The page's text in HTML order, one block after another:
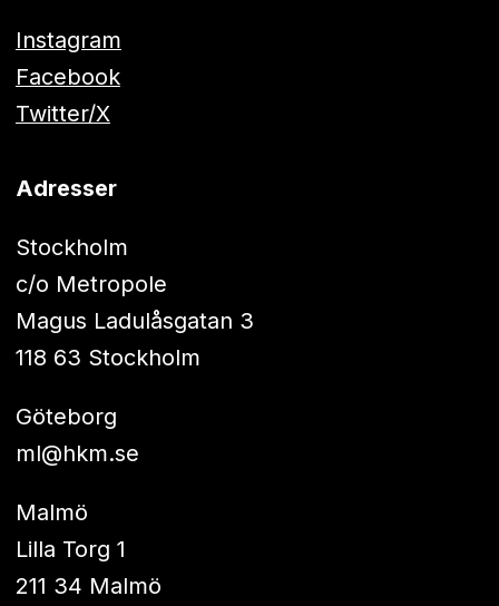
Instagram
Facebook
Twitter/X
Adresser
Stockholm
c/o Metropole
Magus Ladulåsgatan 3
118 63 Stockholm
Göteborg
ml@hkm.se
Malmö
Lilla Torg 1
211 34 Malmö